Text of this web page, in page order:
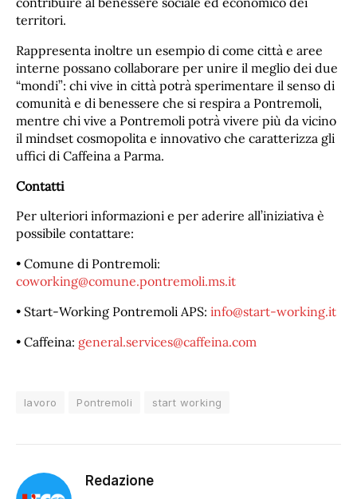
territori.
Rappresenta inoltre un esempio di come città e aree
interne possano collaborare per unire il meglio dei due
“mondi”: chi vive in città potrà sperimentare il senso di
comunità e di benessere che si respira a Pontremoli,
mentre chi vive a Pontremoli potrà vivere più da vicino
il mindset cosmopolita e innovativo che caratterizza gli
uffici di Caffeina a Parma.
Contatti
Per ulteriori informazioni e per aderire all’iniziativa è
possibile contattare:
• Comune di Pontremoli:
coworking@comune.pontremoli.ms.it
• Start-Working Pontremoli APS: info@start-working.it
• Caffeina: general.services@caffeina.com
lavoro Pontremoli start working
Redazione